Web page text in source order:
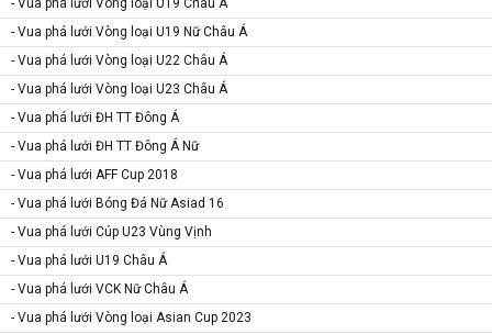
- Vua phá lưới Vòng loại U19 Nữ Châu Á
- Vua phá lưới Vòng loại U22 Châu Á
- Vua phá lưới Vòng loại U23 Châu Á
- Vua phá lưới ĐH TT Đông Á
- Vua phá lưới ĐH TT Đông Á Nữ
- Vua phá lưới AFF Cup 2018
- Vua phá lưới Bóng Đá Nữ Asiad 16
- Vua phá lưới Cúp U23 Vùng Vịnh
- Vua phá lưới U19 Châu Á
- Vua phá lưới VCK Nữ Châu Á
- Vua phá lưới Vòng loại Asian Cup 2023